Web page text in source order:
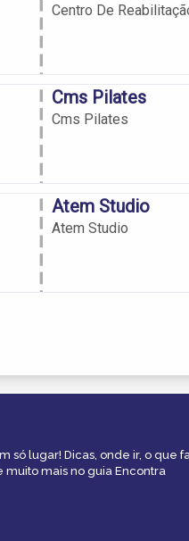
Centro De
Cms Pilates
Cms Pilates
Atem Studio
Atem Studio
só lugar! Dicas, onde ir, o que
mais no guia Encontra